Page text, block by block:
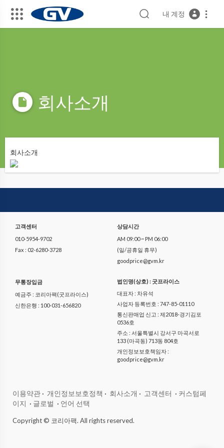
내 계정
회사소개
회사소개
고객센터
010-5954-9702
Fax : 02-6280-3728
상담시간
AM 09:00 ~ PM 06:00
(일/공휴일 휴무)
goodprice@gvm.kr
무통장입금
예금주 : 코리아팩(굿프라이스)
신한은행 : 100-031-656820
법인명(상호) : 굿프라이스
대표자 : 차유석
사업자 등록번호 : 747-85-01110
통신판매업 신고 : 제2018-경기김포
0536호
주소 : 서울특별시 강서구 마곡서로
133 (마곡동) 713동 804호
개인정보보호책임자 :
goodprice@gvm.kr
이용약관 · 개인정보보호정책 · 회사소개 · 고객센터 · 커스텀페
이지 · 글로벌 · 언어 선택
Copyright © 코리아팩. All rights reserved.